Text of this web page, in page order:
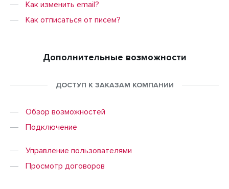
Как изменить email?
Как отписаться от писем?
Дополнительные возможности
ДОСТУП К ЗАКАЗАМ КОМПАНИИ
Обзор возможностей
Подключение
Управление пользователями
Просмотр договоров